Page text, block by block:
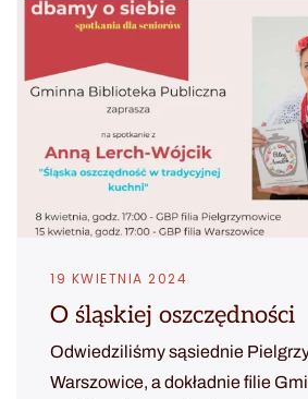
19 KWIETNIA 2024
O śląskiej oszczędności
Odwiedziliśmy sąsiednie
Warszowice, a dokładnie filie